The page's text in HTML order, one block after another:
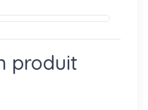
produit